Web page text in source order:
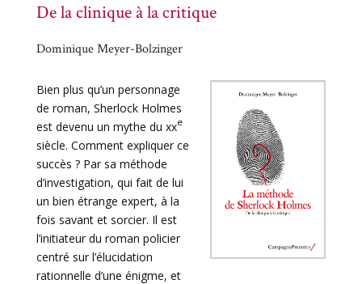
De la clinique à la critique
Dominique Meyer-Bolzinger
Bien plus qu’un personnage
de roman, Sherlock Holmes
est devenu un mythe du xxe
siècle. Comment expliquer ce
succès ? Par sa méthode
d’investigation, qui fait de lui
un bien étrange expert, à la
fois savant et sorcier. Il est
l’initiateur du roman policier
centré sur l’élucidation
rationnelle d’une énigme, et